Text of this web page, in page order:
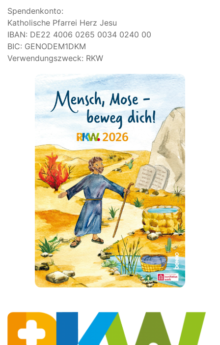
Spendenkonto:
Katholische Pfarrei Herz Jesu
IBAN: DE22 4006 0265 0034 0240 00
BIC: GENODEM1DKM
Verwendungszweck: RKW